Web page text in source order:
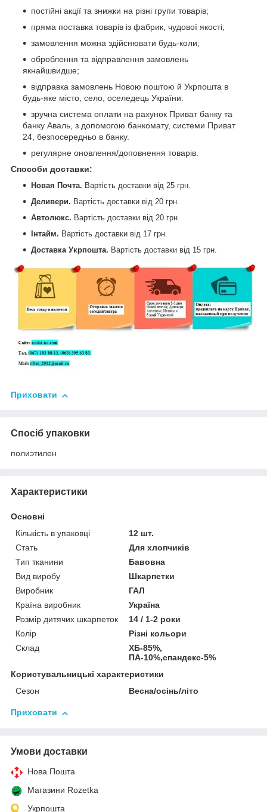
постійні акції та знижки на різні групи товарів;
пряма поставка товарів із фабрик, чудової якості;
замовлення можна здійснювати будь-коли;
оброблення та відправлення замовлень
якнайшвидше;
відправка замовлень Новою поштою й Укрпошта в
будь-яке місто, село, оселедець України.
зручна система оплати на рахунок Приват банку та
банку Аваль, з допомогою банкомату, системи Приват
24, безпосередньо в банку.
регулярне оновлення/доповнення товарів.
Способи доставки:
Новая Почта. Вартість доставки від 25 грн.
Деливери. Вартість доставки від 20 грн.
Автолюкс. Вартість доставки від 20 грн.
Інтайм. Вартість доставки від 17 грн.
Доставка Укрпошта. Вартість доставки від 15 грн.
Приховати
Спосіб упаковки
полиэтилен
Характеристики
Основні
Кількість в упаковці
12 шт.
Стать
Для хлопчиків
Тип тканини
Бавовна
Вид виробу
Шкарпетки
Виробник
ГАЛ
Країна виробник
Україна
Розмір дитячих шкарпеток
14 / 1-2 роки
Колір
Різні кольори
Склад
ХБ-85%,
ПА-10%,спандекс-5%
Користувальницькі характеристики
Сезон
Весна/осінь/літо
Приховати
Умови доставки
Нова Пошта
Магазини Rozetka
Укрпошта